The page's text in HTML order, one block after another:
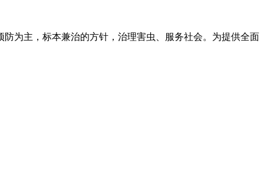
为主，标本兼治的方针，治理害虫、服务社会。为提供全面